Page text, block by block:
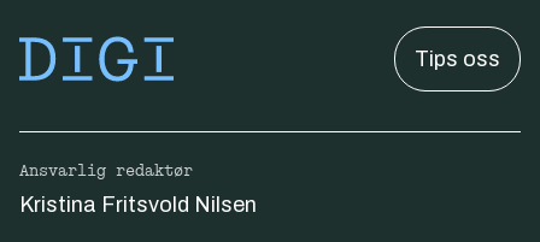
Tips oss
Ansvarlig redaktør
Kristina Fritsvold Nilsen